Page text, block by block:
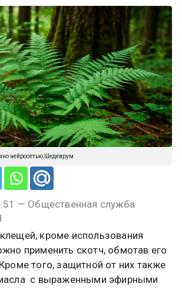
нейросетью Шедеврум
— Общественная служба
кроме использования
применить скотч, обмотав его
того, защитной от них также
с выраженными эфирными